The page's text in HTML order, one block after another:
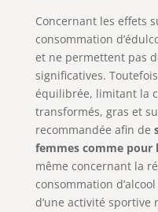
Concernant les effets
consommation
et ne permettent pas
significatives.
équilibrée, limitant la
transformés, gras et
recommandée afin de
femmes comme pour
même concernant la
consommation
d’une activité sportive